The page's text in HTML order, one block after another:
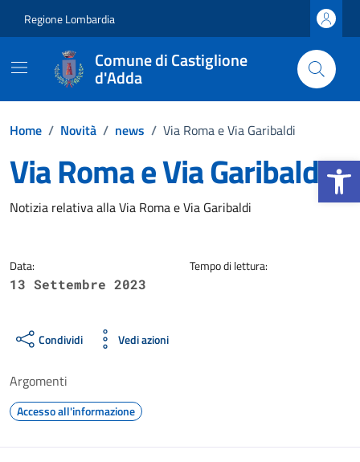
Apri la
Regione Lombardia
Comune di Castiglione
d'Adda
Home / Novità / news / Via Roma e Via Garibaldi
Via Roma e Via Garibaldi
Dettagli della notizia
Notizia relativa alla Via Roma e Via Garibaldi
Data:
13 Settembre 2023
Tempo di lettura:
Condividi Vedi azioni
Argomenti
Accesso all'informazione